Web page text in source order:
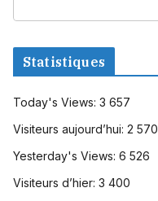
Statistiques
Today's Views: 3 657
Visiteurs aujourd’hui: 2 570
Yesterday's Views: 6 526
Visiteurs d’hier: 3 400